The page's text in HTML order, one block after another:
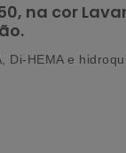
na cor
Di-HEMA e